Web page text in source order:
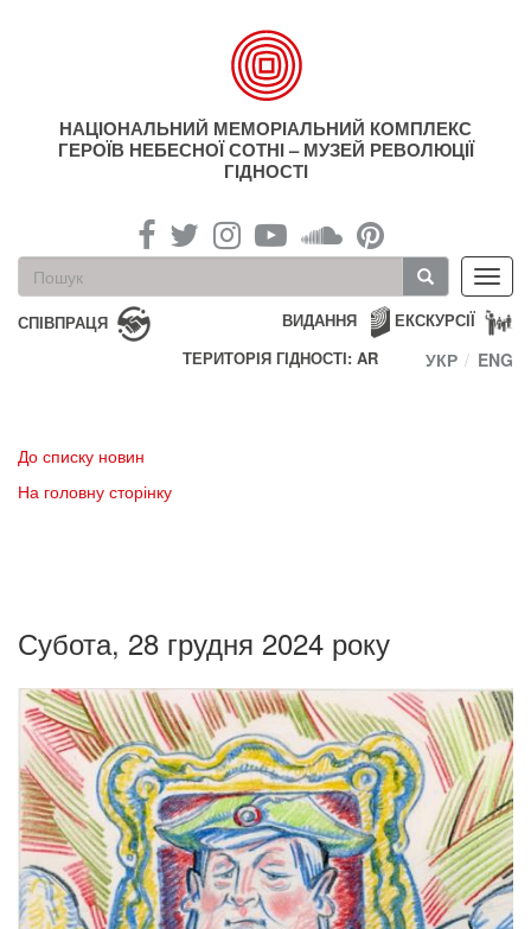
НАЦІОНАЛЬНИЙ МЕМОРІАЛЬНИЙ КОМПЛЕКС
ГЕРОЇВ НЕБЕСНОЇ СОТНІ – МУЗЕЙ РЕВОЛЮЦІЇ
ГІДНОСТІ
Пошукова
форма
Пошук
СПІВПРАЦЯ ЕКСКУРСІЇ
ВИДАННЯ
ТЕРИТОРІЯ ГІДНОСТІ: AR
УКР ENG
До списку новин
На головну сторінку
Субота, 28 грудня 2024 року